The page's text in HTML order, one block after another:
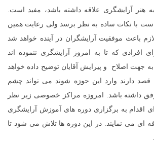
آرایشگری علاقه داشته باشد، مفید است.
با نکات ساده به نظر برسد ولی رعایت همین
باعث موفقیت آرایشگران در آینده خواهد شد
افرادی که تا به امروز آرایشگری ننموده اند
جهت اصلاح و پیرایش آقایان توضیح داده خواهد
دارند وارد این حوزه شوند می تواند چشم
داشته باشد. امروزه مراکز خصوصی زیر نظر
اقدام به برگزاری دوره های آموزش آرایشگری
ای می نمایند. در این دوره ها تلاش می شود تا